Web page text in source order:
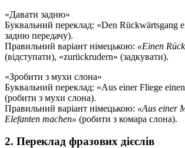
«Давати задню»
Буквальний переклад: «Den Rückwärtsgang
задню передачу).
Правильний варіант німецькою: «Einen
(відступати), «zurückrudern» (задкувати).
«Зробити з мухи слона»
Буквальний переклад: «Aus einer Fliege
(робити з мухи слона).
Правильний варіант німецькою: «Aus einer
Elefanten machen» (робити з комара слона).
2. Переклад фразових дієслів